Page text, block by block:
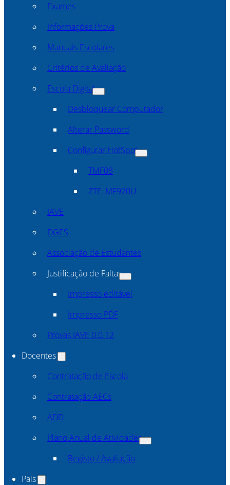
Exames
Informações Prova
Manuais Escolares
Critérios de Avaliação
Escola Digital
Desbloquear Computador
Alterar Password
Configurar HotSpot
TMF08
ZTE_MF920U
IAVE
DGES
Associação de Estudantes
Justificação de Faltas
Impresso editável
Impresso PDF
Provas IAVE 0.0.12
Docentes
Contratação de Escola
Contratação AECs
ADD
Plano Anual de Atividades
Registo / Avaliação
Pais